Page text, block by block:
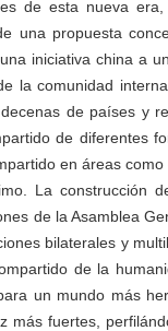
de esta nueva
una propuesta
iniciativa china a
la comunidad
de países y
de diferentes
en áreas
La construcción
de la Asamblea
bilaterales y
de la
un mundo más
más fuertes,